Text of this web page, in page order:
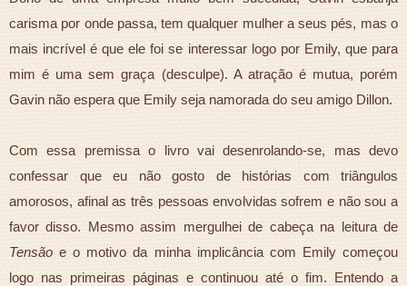
carisma por onde passa, tem qualquer mulher a seus pés, mas o
mais incrível é que ele foi se interessar logo por Emily, que para
mim é uma sem graça (desculpe). A atração é mutua, porém
Gavin não espera que Emily seja namorada do seu amigo Dillon.
Com essa premissa o livro vai desenrolando-se, mas devo
confessar que eu não gosto de histórias com triângulos
amorosos, afinal as três pessoas envolvidas sofrem e não sou a
favor disso. Mesmo assim mergulhei de cabeça na leitura de
Tensãoe o motivo da minha implicância com Emily começou
logo nas primeiras páginas e continuou até o fim. Entendo a